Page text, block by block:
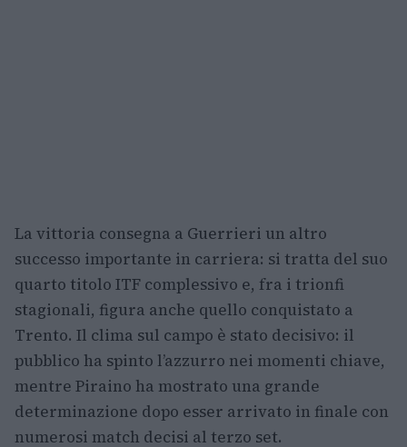
La vittoria consegna a Guerrieri un altro
successo importante in carriera: si tratta del suo
quarto titolo ITF complessivo e, fra i trionfi
stagionali, figura anche quello conquistato a
Trento. Il clima sul campo è stato decisivo: il
pubblico ha spinto l’azzurro nei momenti chiave,
mentre Piraino ha mostrato una grande
determinazione dopo esser arrivato in finale con
numerosi match decisi al terzo set.